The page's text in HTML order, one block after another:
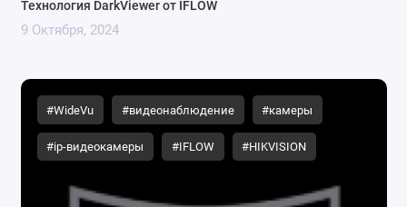
Технология DarkViewer от IFLOW
9 Октября, 2024
#WideVu #видеонаблюдение #камеры
#ip-видеокамеры #IFLOW #HIKVISION